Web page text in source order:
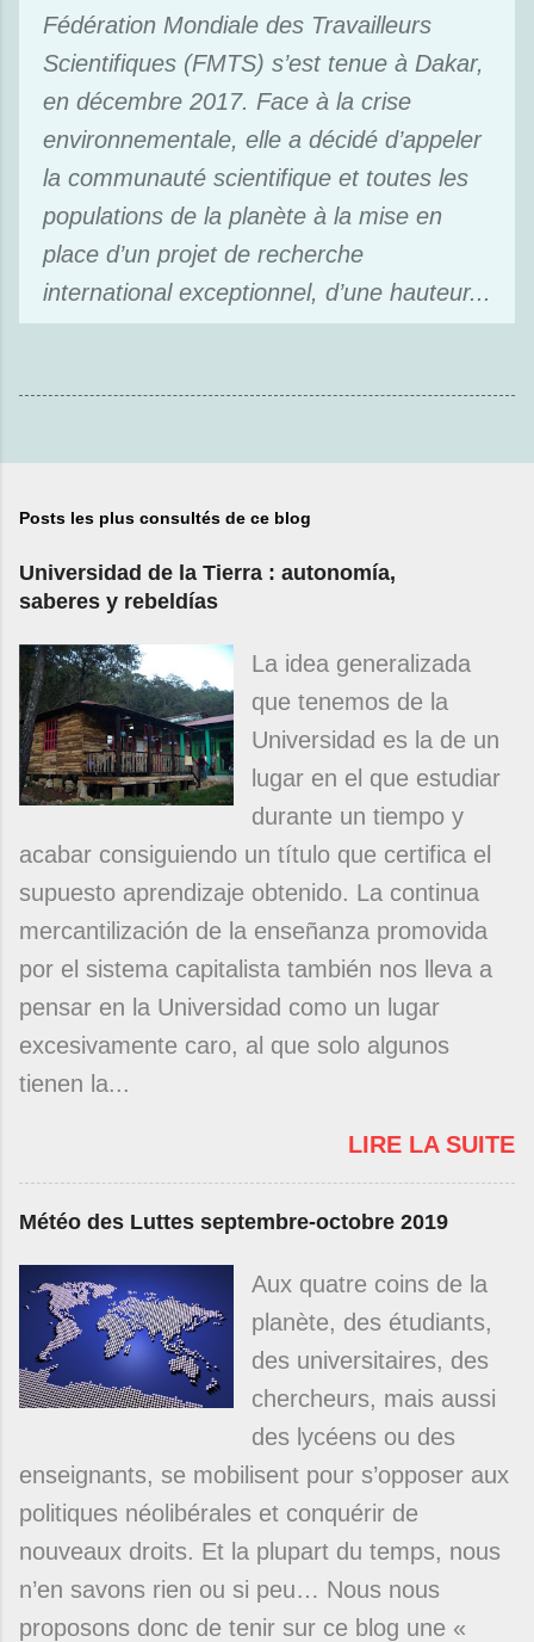
Fédération Mondiale des Travailleurs
Scientifiques (FMTS) s’est tenue à Dakar,
en décembre 2017. Face à la crise
environnementale, elle a décidé d’appeler
la communauté scientifique et toutes les
populations de la planète à la mise en
place d’un projet de recherche
international exceptionnel, d’une hauteur...
Posts les plus consultés de ce blog
Universidad de la Tierra : autonomía,
saberes y rebeldías
La idea generalizada
que tenemos de la
Universidad es la de un
lugar en el que estudiar
durante un tiempo y
acabar consiguiendo un título que certifica el
supuesto aprendizaje obtenido. La continua
mercantilización de la enseñanza promovida
por el sistema capitalista también nos lleva a
pensar en la Universidad como un lugar
excesivamente caro, al que solo algunos
tienen la...
LIRE LA SUITE
Météo des Luttes septembre-octobre 2019
Aux quatre coins de la
planète, des étudiants,
des universitaires, des
chercheurs, mais aussi
des lycéens ou des
enseignants, se mobilisent pour s’opposer aux
politiques néolibérales et conquérir de
nouveaux droits. Et la plupart du temps, nous
n’en savons rien ou si peu… Nous nous
proposons donc de tenir sur ce blog une «